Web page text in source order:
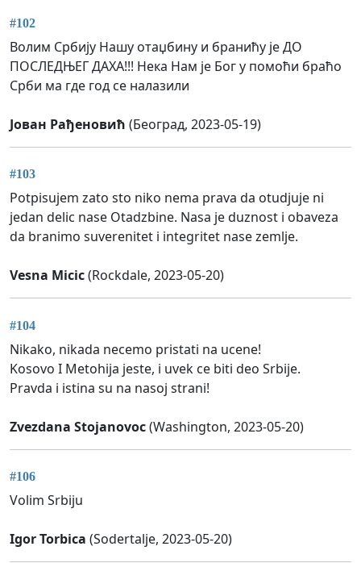
#102
Волим Србију Нашу отаџбину и бранићу је ДО
ПОСЛЕДЊЕГ ДАХА!!! Нека Нам је Бог у помоћи браћо
Срби ма где год се налазили
Јован Рађеновић (Београд, 2023-05-19)
#103
Potpisujem zato sto niko nema prava da otudjuje ni
jedan delic nase Otadzbine. Nasa je duznost i obaveza
da branimo suverenitet i integritet nase zemlje.
Vesna Micic(Rockdale, 2023-05-20)
#104
Nikako, nikada necemo pristati na ucene!
Kosovo I Metohija jeste, i uvek ce biti deo Srbije.
Pravda i istina su na nasoj strani!
Zvezdana Stojanovoc(Washington, 2023-05-20)
#106
Volim Srbiju
Igor Torbica (Sodertalje, 2023-05-20)